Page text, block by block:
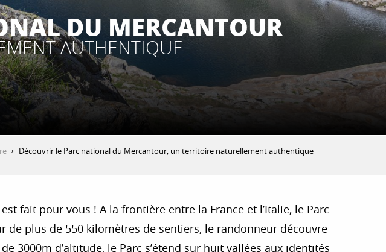
DU MERCANTOUR
AUTHENTIQUE
Découvrir le Parc national du Mercantour, un territoire naturellement authentique
fait pour vous ! A la frontière entre la France et l’Italie, le Parc
plus de 550 kilomètres de sentiers, le randonneur découvre
3000m d’altitude, le Parc s’étend sur huit vallées aux identités